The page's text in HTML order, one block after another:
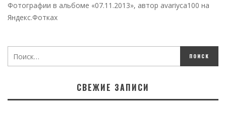
Фотографии в альбоме «07.11.2013», автор avariyca100 на
Яндекс.Фотках
СВЕЖИЕ ЗАПИСИ